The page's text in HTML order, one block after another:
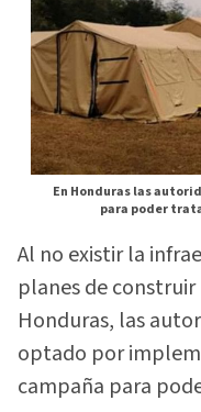
En Honduras las
para poder
Al no existir la
planes de
Honduras, las
optado por
campaña para